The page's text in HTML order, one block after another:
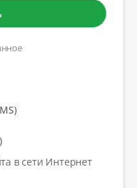
в сети Интернет